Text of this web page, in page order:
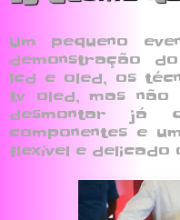
Um pequeno
demonstração
lcd e oled, os
tv oled, mas
desmontar já
componentes e
flexível e delicado